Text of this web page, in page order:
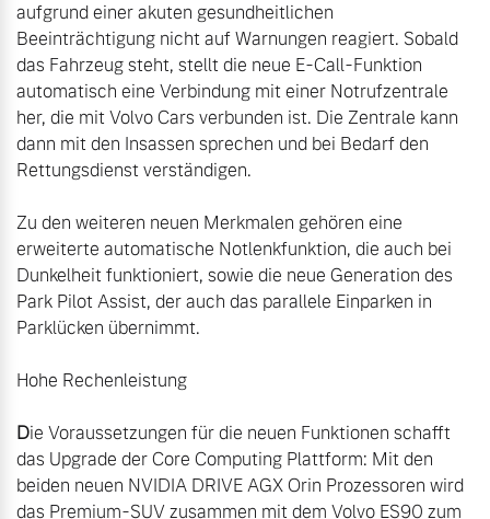
aufgrund einer akuten gesundheitlichen
Beeinträchtigung nicht auf Warnungen reagiert. Sobald
das Fahrzeug steht, stellt die neue E-Call-Funktion
automatisch eine Verbindung mit einer Notrufzentrale
her, die mit Volvo Cars verbunden ist. Die Zentrale kann
dann mit den Insassen sprechen und bei Bedarf den
Rettungsdienst verständigen.
Zu den weiteren neuen Merkmalen gehören eine
erweiterte automatische Notlenkfunktion, die auch bei
Dunkelheit funktioniert, sowie die neue Generation des
Park Pilot Assist, der auch das parallele Einparken in
Parklücken übernimmt.
Die Voraussetzungen für die neuen Funktionen schafft
das Upgrade der Core Computing Plattform: Mit den
beiden neuen NVIDIA DRIVE AGX Orin Prozessoren wird
das Premium-SUV zusammen mit dem Volvo ES90 zum